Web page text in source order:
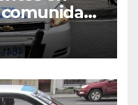
comunidad